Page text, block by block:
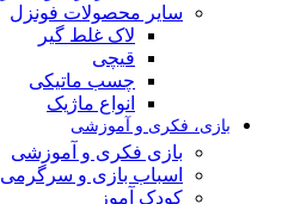
سایر محصولات فونزل
لاک غلط گیر
قیچی
چسب ماتیکی
انواع ماژیک
بازی، فکری و آموزشی
بازی فکری و آموزشی
اسباب بازی و سرگرمی
کودک آموز